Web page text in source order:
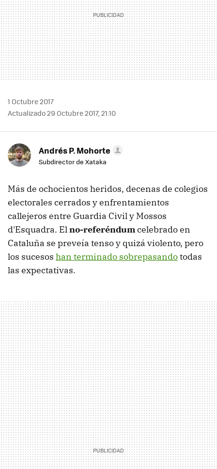
1 Octubre 2017
Actualizado 29 Octubre 2017, 21:10
Andrés P. Mohorte
Subdirector de Xataka
Más de ochocientos heridos, decenas de colegios
electorales cerrados y enfrentamientos
callejeros entre Guardia Civil y Mossos
d'Esquadra. Elno-referéndumcelebrado en
Cataluña se preveía tenso y quizá violento, pero
los sucesos han terminado sobrepasandotodas
las expectativas.